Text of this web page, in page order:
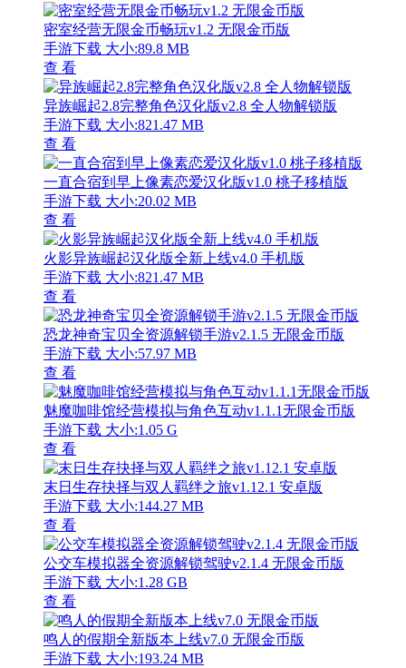
密室经营无限金币畅玩v1.2 无限金币版
手游下载 大小:89.8 MB
查 看
异族崛起2.8完整角色汉化版v2.8 全人物解锁版
手游下载 大小:821.47 MB
查 看
一直合宿到早上像素恋爱汉化版v1.0 桃子移植版
手游下载 大小:20.02 MB
查 看
火影异族崛起汉化版全新上线v4.0 手机版
手游下载 大小:821.47 MB
查 看
恐龙神奇宝贝全资源解锁手游v2.1.5 无限金币版
手游下载 大小:57.97 MB
查 看
魅魔咖啡馆经营模拟与角色互动v1.1.1无限金币版
手游下载 大小:1.05 G
查 看
末日生存抉择与双人羁绊之旅v1.12.1 安卓版
手游下载 大小:144.27 MB
查 看
公交车模拟器全资源解锁驾驶v2.1.4 无限金币版
手游下载 大小:1.28 GB
查 看
鸣人的假期全新版本上线v7.0 无限金币版
手游下载 大小:193.24 MB